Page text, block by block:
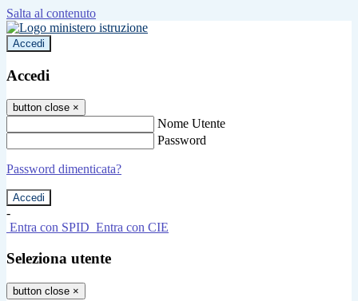
Salta al contenuto
Accedi
Accedi
button close ×
Nome Utente
Password
Password dimenticata?
-
Entra con SPID Entra con CIE
Seleziona utente
button close ×